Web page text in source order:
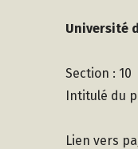
Université
Section : 10
Intitulé du
Lien vers